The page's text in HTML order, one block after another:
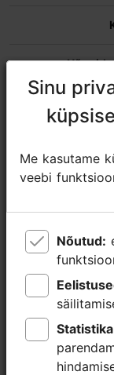
Sinu
Me kasutame
veebi
Nõutud:
Sinu
Me kasutame
veebi
Nõutud: